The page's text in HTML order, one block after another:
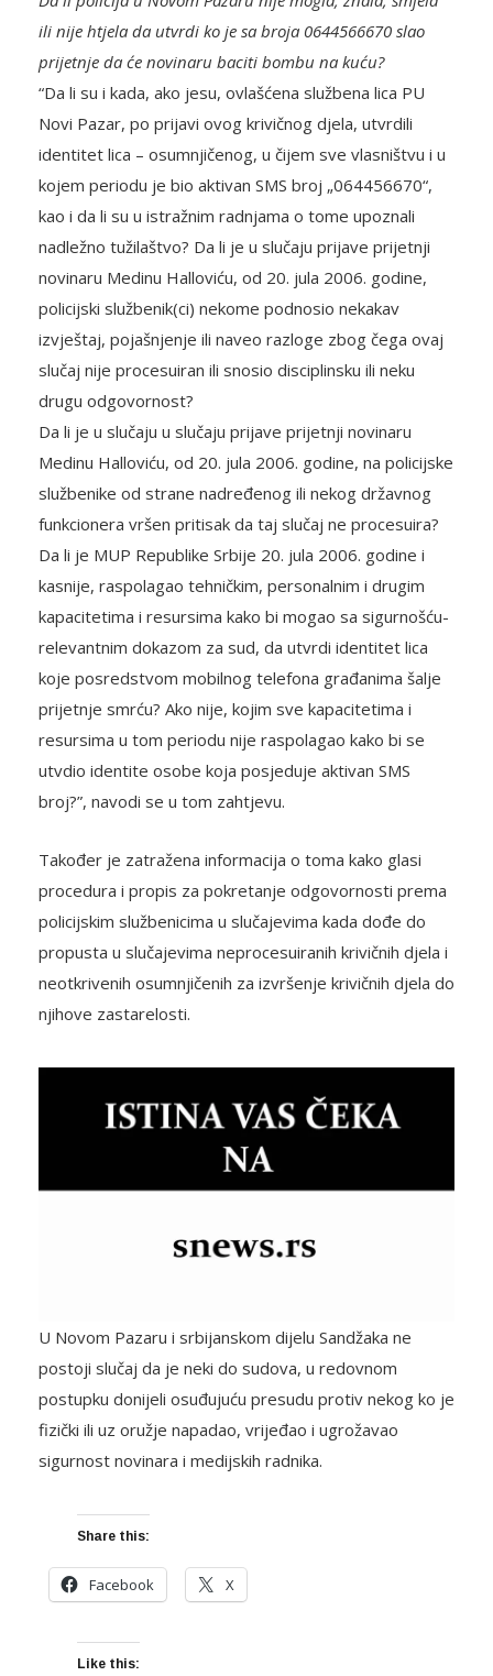
ili nije htjela da utvrdi ko je sa broja 0644566670 slao
prijetnje da će novinaru baciti bombu na kuću?
“Da li su i kada, ako jesu, ovlašćena službena lica PU
Novi Pazar, po prijavi ovog krivičnog djela, utvrdili
identitet lica – osumnjičenog, u čijem sve vlasništvu i u
kojem periodu je bio aktivan SMS broj „064456670“,
kao i da li su u istražnim radnjama o tome upoznali
nadležno tužilaštvo? Da li je u slučaju prijave prijetnji
novinaru Medinu Halloviću, od 20. jula 2006. godine,
policijski službenik(ci) nekome podnosio nekakav
izvještaj, pojašnjenje ili naveo razloge zbog čega ovaj
slučaj nije procesuiran ili snosio disciplinsku ili neku
drugu odgovornost?
Da li je u slučaju u slučaju prijave prijetnji novinaru
Medinu Halloviću, od 20. jula 2006. godine, na policijske
službenike od strane nadređenog ili nekog državnog
funkcionera vršen pritisak da taj slučaj ne procesuira?
Da li je MUP Republike Srbije 20. jula 2006. godine i
kasnije, raspolagao tehničkim, personalnim i drugim
kapacitetima i resursima kako bi mogao sa sigurnošću-
relevantnim dokazom za sud, da utvrdi identitet lica
koje posredstvom mobilnog telefona građanima šalje
prijetnje smrću? Ako nije, kojim sve kapacitetima i
resursima u tom periodu nije raspolagao kako bi se
utvdio identite osobe koja posjeduje aktivan SMS
broj?”, navodi se u tom zahtjevu.
Također je zatražena informacija o toma kako glasi
procedura i propis za pokretanje odgovornosti prema
policijskim službenicima u slučajevima kada dođe do
propusta u slučajevima neprocesuiranih krivičnih djela i
neotkrivenih osumnjičenih za izvršenje krivičnih djela do
njihove zastarelosti.
U Novom Pazaru i srbijanskom dijelu Sandžaka ne
postoji slučaj da je neki do sudova, u redovnom
postupku donijeli osuđujuću presudu protiv nekog ko je
fizički ili uz oružje napadao, vrijeđao i ugrožavao
sigurnost novinara i medijskih radnika.
Share this:
Facebook X
Like this: